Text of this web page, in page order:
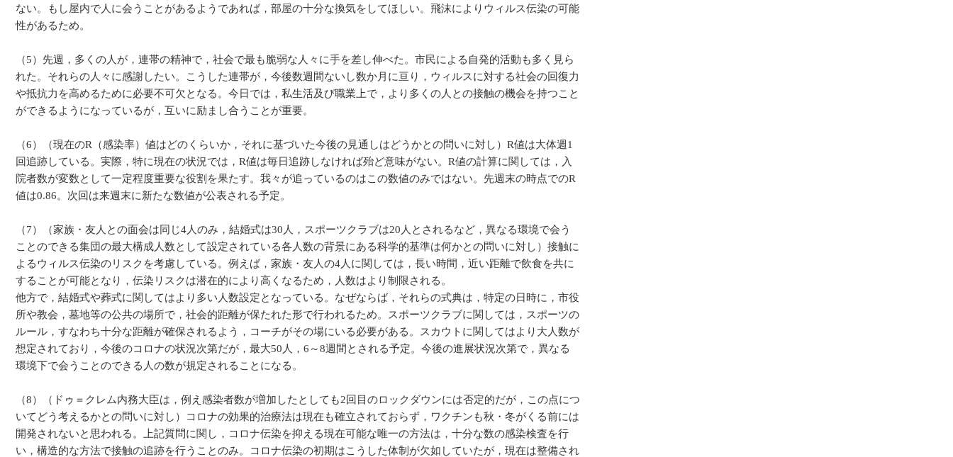
ない。もし屋内で人に会うことがあるようであれば，部屋の十分な換気をしてほしい。飛沫によりウィルス伝染の可能
性があるため。
（5）先週，多くの人が，連帯の精神で，社会で最も脆弱な人々に手を差し伸べた。市民による自発的活動も多く見ら
れた。それらの人々に感謝したい。こうした連帯が，今後数週間ないし数か月に亘り，ウィルスに対する社会の回復力
や抵抗力を高めるために必要不可欠となる。今日では，私生活及び職業上で，より多くの人との接触の機会を持つこと
ができるようになっているが，互いに励まし合うことが重要。
（6）（現在のR（感染率）値はどのくらいか，それに基づいた今後の見通しはどうかとの問いに対し）R値は大体週1
回追跡している。実際，特に現在の状況では，R値は毎日追跡しなければ殆ど意味がない。R値の計算に関しては，入
院者数が変数として一定程度重要な役割を果たす。我々が追っているのはこの数値のみではない。先週末の時点でのR
値は0.86。次回は来週末に新たな数値が公表される予定。
（7）（家族・友人との面会は同じ4人のみ，結婚式は30人，スポーツクラブは20人とされるなど，異なる環境で会う
ことのできる集団の最大構成人数として設定されている各人数の背景にある科学的基準は何かとの問いに対し）接触に
よるウィルス伝染のリスクを考慮している。例えば，家族・友人の4人に関しては，長い時間，近い距離で飲食を共に
することが可能となり，伝染リスクは潜在的により高くなるため，人数はより制限される。
他方で，結婚式や葬式に関してはより多い人数設定となっている。なぜならば，それらの式典は，特定の日時に，市役
所や教会，墓地等の公共の場所で，社会的距離が保たれた形で行われるため。スポーツクラブに関しては，スポーツの
ルール，すなわち十分な距離が確保されるよう，コーチがその場にいる必要がある。スカウトに関してはより大人数が
想定されており，今後のコロナの状況次第だが，最大50人，6～8週間とされる予定。今後の進展状況次第で，異なる
環境下で会うことのできる人の数が規定されることになる。
（8）（ドゥ＝クレム内務大臣は，例え感染者数が増加したとしても2回目のロックダウンには否定的だが，この点につ
いてどう考えるかとの問いに対し）コロナの効果的治療法は現在も確立されておらず，ワクチンも秋・冬がくる前には
開発されないと思われる。上記質問に関し，コロナ伝染を抑える現在可能な唯一の方法は，十分な数の感染検査を行
い，構造的な方法で接触の追跡を行うことのみ。コロナ伝染の初期はこうした体制が欠如していたが，現在は整備され